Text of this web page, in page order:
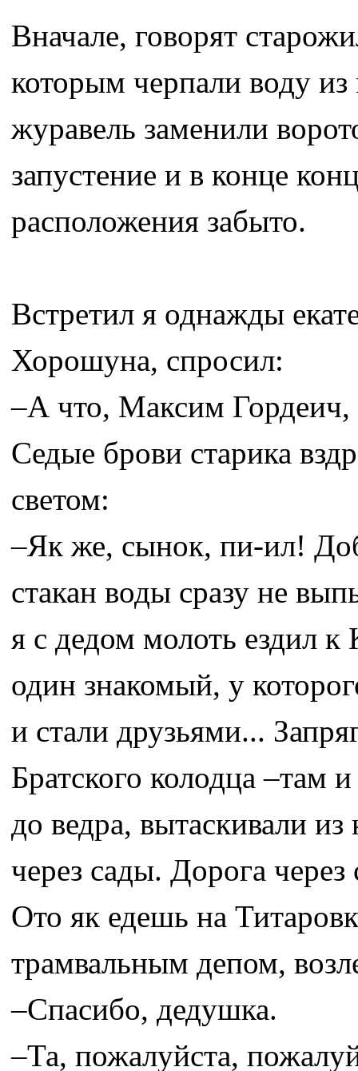
Вначале, говорят
которым черпали воду
журавель заменили
запустение и в конце
расположения забыто.
Встретил я однажды
Хорошуна, спросил:
–А что, Максим Гордеич,
Седые брови старика
светом:
–Як же, сынок, пи-ил!
стакан воды сразу не
я с дедом молоть ездил
один знакомый, у
и стали друзьями...
Братского колодца
до ведра, вытаскивали
через сады. Дорога
Ото як едешь на
трамвальным депом,
–Спасибо, дедушка.
–Та, пожалуйста,